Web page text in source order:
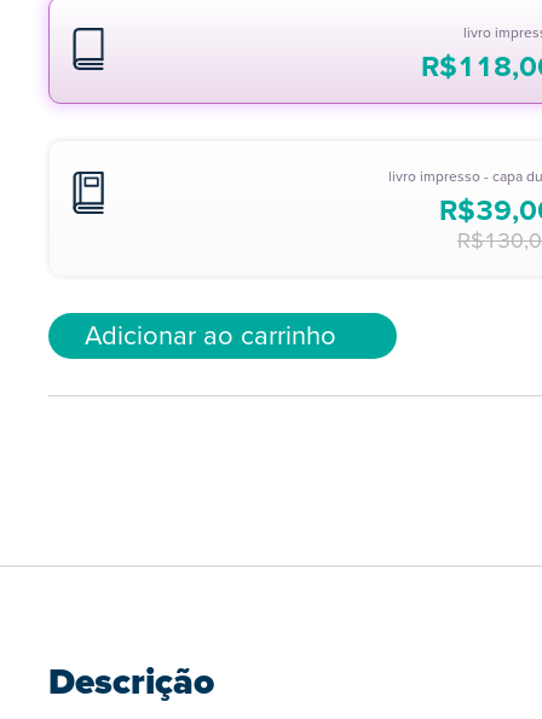
livro
R$
livro impresso - capa
R$
R$
Adicionar ao carrinho
Descrição